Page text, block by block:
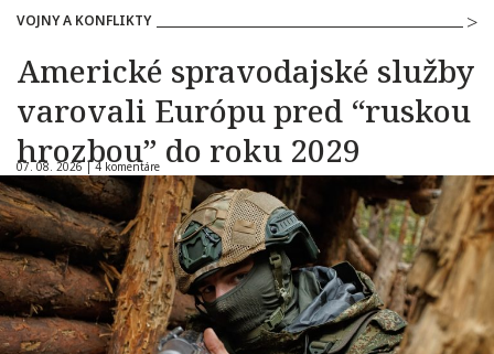
VOJNY A KONFLIKTY
Americké spravodajské služby
varovali Európu pred “ruskou
hrozbou” do roku 2029
07. 08. 2026 |4 komentáre